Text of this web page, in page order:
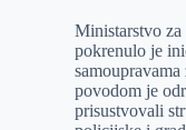
Ministarstvo za
pokrenulo je
povodom je
prisustvovali